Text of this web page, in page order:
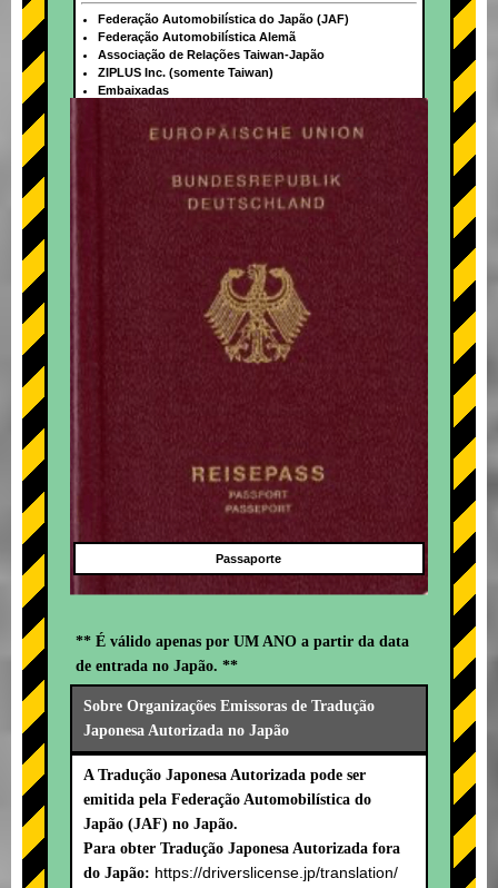
+
Federação Automobilística do Japão (JAF)
Federação Automobilística Alemã
Associação de Relações Taiwan-Japão
ZIPLUS Inc. (somente Taiwan)
Embaixadas
Passaporte
** É válido apenas por UM ANO a partir da data
de entrada no Japão. **
Sobre Organizações Emissoras de Tradução
Japonesa Autorizada no Japão
A Tradução Japonesa Autorizada pode ser
emitida pela Federação Automobilística do
Japão (JAF) no Japão.
Para obter Tradução Japonesa Autorizada fora
do Japão: https://driverslicense.jp/translation/